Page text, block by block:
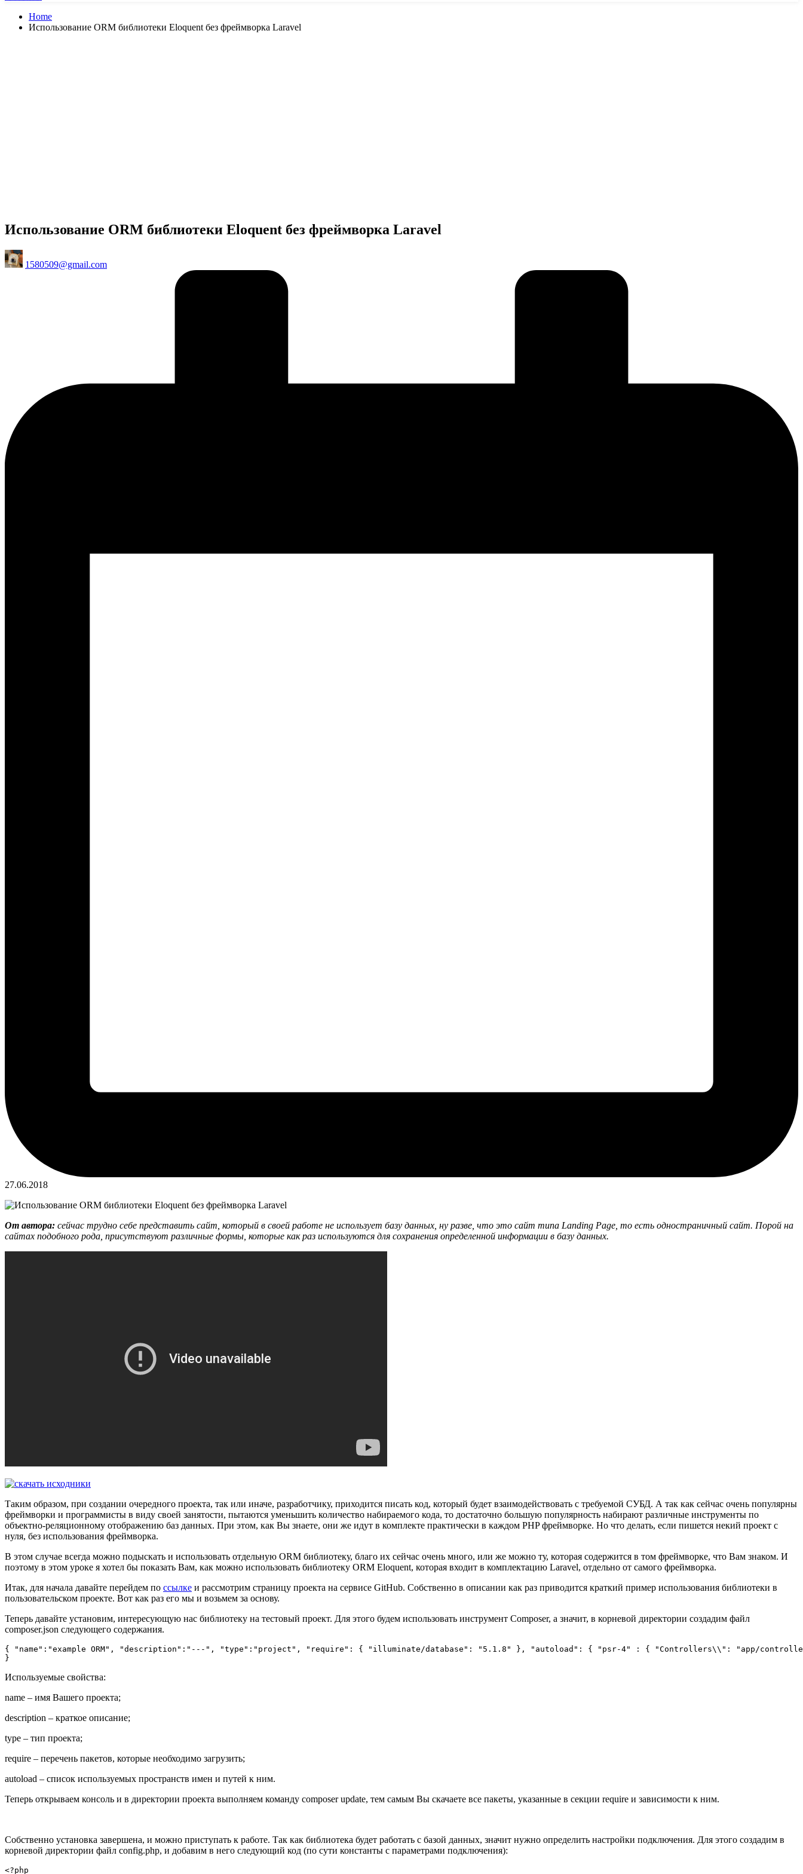
Home
Использование ORM библиотеки Eloquent без фреймворка Laravel
Использование ORM библиотеки Eloquent без фреймворка Laravel
Posted
by
1580509@gmail.com
27.06.2018
От автора: сейчас трудно себе представить сайт, который в своей работе не использует базу данных, ну разве, что это сайт типа Landing Page, то есть одностраничный сайт. Порой на
сайтах подобного рода, присутствуют различные формы, которые как раз используются для сохранения определенной информации в базу данных.
Таким образом, при создании очередного проекта, так или иначе, разработчику, приходится писать код, который будет взаимодействовать с требуемой СУБД. А так как сейчас очень популярны
фреймворки и программисты в виду своей занятости, пытаются уменьшить количество набираемого кода, то достаточно большую популярность набирают различные инструменты по
объектно-реляционному отображению баз данных. При этом, как Вы знаете, они же идут в комплекте практически в каждом PHP фреймворке. Но что делать, если пишется некий проект с
нуля, без использования фреймворка.
В этом случае всегда можно подыскать и использовать отдельную ORM библиотеку, благо их сейчас очень много, или же можно ту, которая содержится в том фреймворке, что Вам знаком. И
поэтому в этом уроке я хотел бы показать Вам, как можно использовать библиотеку ORM Eloquent, которая входит в комплектацию Laravel, отдельно от самого фреймворка.
Итак, для начала давайте перейдем по ссылке и рассмотрим страницу проекта на сервисе GitHub. Собственно в описании как раз приводится краткий пример использования библиотеки в
пользовательском проекте. Вот как раз его мы и возьмем за основу.
Теперь давайте установим, интересующую нас библиотеку на тестовый проект. Для этого будем использовать инструмент Composer, а значит, в корневой директории создадим файл
composer.json следующего содержания.
{ "name":"example ORM", "description":"---", "type":"project", "require": { "illuminate/database": "5.1.8" }, "autoload": { "psr-4" : { "Controllers\\": "app/
Используемые свойства:
name – имя Вашего проекта;
description – краткое описание;
type – тип проекта;
require – перечень пакетов, которые необходимо загрузить;
autoload – список используемых пространств имен и путей к ним.
Теперь открываем консоль и в директории проекта выполняем команду composer update, тем самым Вы скачаете все пакеты, указанные в секции require и зависимости к ним.
Собственно установка завершена, и можно приступать к работе. Так как библиотека будет работать с базой данных, значит нужно определить настройки подключения. Для этого создадим в
корневой директории файл config.php, и добавим в него следующий код (по сути константы с параметрами подключения):
<?php